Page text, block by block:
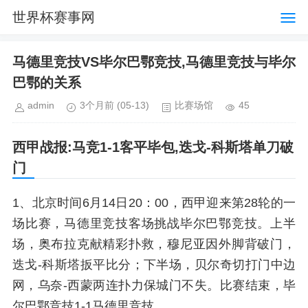
世界杯赛事网
马德里竞技VS毕尔巴鄂竞技,马德里竞技与毕尔
巴鄂的关系
admin 3个月前 (05-13) 比赛场馆 45
西甲战报:马竞1-1客平毕包,迭戈-科斯塔单刀破
门
1、北京时间6月14日20：00，西甲迎来第28轮的一
场比赛，马德里竞技客场挑战毕尔巴鄂竞技。上半
场，奥布拉克献精彩扑救，穆尼亚因外脚背破门，
迭戈-科斯塔扳平比分；下半场，贝尔奇切打门中边
网，乌奈-西蒙两连扑力保城门不失。比赛结束，毕